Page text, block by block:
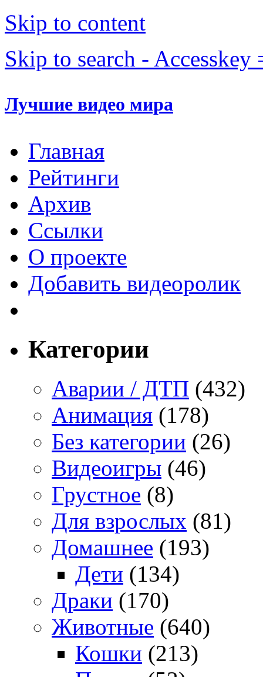
Skip to content
Skip to search - Accesskey
Лучшие видео мира
Главная
Рейтинги
Архив
Ссылки
О проекте
Добавить видеоролик
Категории
Аварии / ДТП (432)
Анимация (178)
Без категории (26)
Видеоигры (46)
Грустное (8)
Для взрослых (81)
Домашнее (193)
Дети (134)
Драки (170)
Животные (640)
Кошки (213)